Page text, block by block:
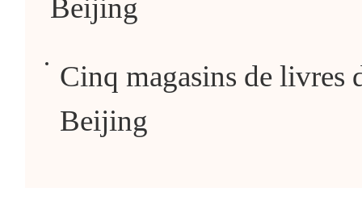
Beijing
Cinq magasins de livres
Beijing